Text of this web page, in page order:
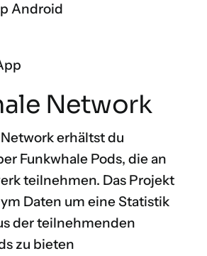
Android
Network
erhältst du
Funkwhale Pods, die an
teilnehmen. Das Projekt
Daten um eine Statistik
der teilnehmenden
zu bieten